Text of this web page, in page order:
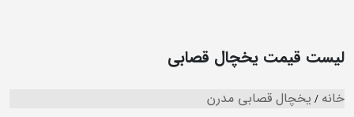
لیست قیمت یخچال قصابی
خانه یخچال قصابی مدرن